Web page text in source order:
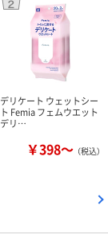
デリケート ウェットシー
ト Femia フェムウエット
デリ…
￥398～ （税込）